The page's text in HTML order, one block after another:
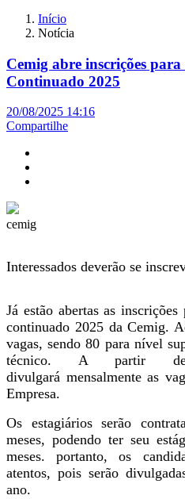
Início
Notícia
Cemig abre inscrições
Continuado 2025
20/08/2025 14:16
Compartilhe
cemig
Interessados deverão se
Já estão abertas as
continuado 2025 da Cemig.
vagas, sendo 80 para nível
técnico. A partir
divulgará mensalmente as
Empresa.
Os estagiários serão
meses, podendo ter seu
meses. portanto, os
atentos, pois serão
ano.